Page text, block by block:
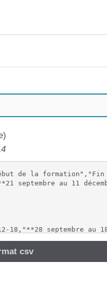
de la
septembre au 11
18,"**28 septembre au
csv